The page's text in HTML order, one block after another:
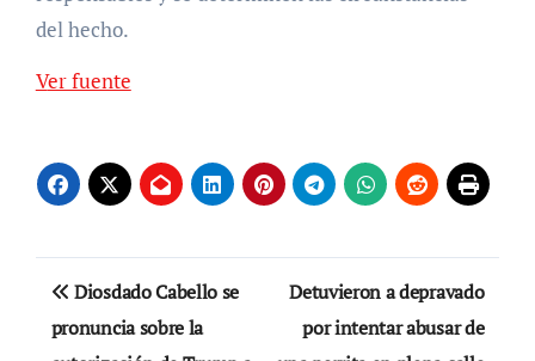
del hecho.
Ver fuente
Navegación
de
Diosdado Cabello se
pronuncia sobre la
Detuvieron a depravado
por intentar abusar de